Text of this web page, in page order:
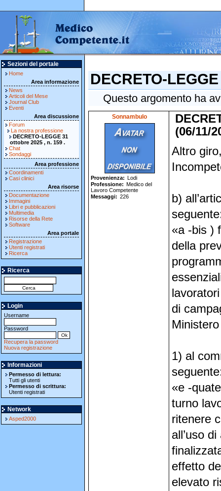
Sezioni del portale
Home
Area informazione
News
Articoli del Mese
Journal Club
Eventi
Area discussione
Forum
La nostra professione
DECRETO-LEGGE 31
ottobre 2025 , n. 159 .
Chat
Sondaggi
Area professione
Coordinamenti
Casi clinici
Area risorse
Documentazione
Immagini
Libri e pubblicazioni
Multimedia
Risorse della Rete
Software
Area portale
Registrazione
Utenti registrati
Ricerca
Ricerca
Login
Username
Password
Recupera la password
Nuova registrazione
Informazioni
Permesso di lettura:
Tutti gli utenti
Permesso di scrittura:
Utenti registrati
Network
Asped2000
DECRETO-
Questo argomento ha
Sonnambulo
Provenienza
Lodi
Professione
Medico del
Lavoro Competente
Messaggi
226
(06/11/
Altro
b)
«a -bis )
della
di
1) al
«e -
turno
ritenere
all’uso
effetto
elevato